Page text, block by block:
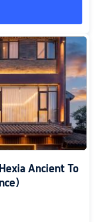
分離，熱水出水快。
是一次很舒心的入住
鐵]。房間設施齊全，
台小姐姐/小哥哥服
住！ ------ 版
計合理，網絡穩定，
。整體感覺專業、高
你告訴我
暖心、有驚喜贈品
價。”
Ancient To